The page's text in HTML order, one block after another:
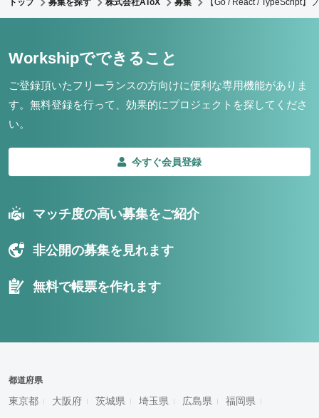
トップ 募集を探す 株式会社AToX 募集 【Go / React / TypeScript
Workshipでできること
ご登録頂いたフリーランスの方向けに便利な専用機能がありま
す。 無料登録を行って、効果的にプロジェクトを探してくださ
い。
今すぐ会員登録
マッチ度の高い募集をご紹介
非公開の募集を見れます
無料で帳票を作れます
都道府県
東京都 大阪府 茨城県 埼玉県 広島県 福岡県